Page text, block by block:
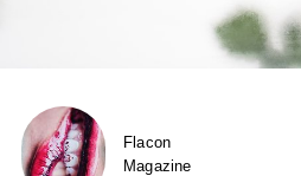
Flacon
Magazine